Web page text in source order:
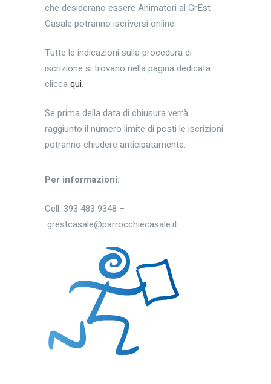
che desiderano essere Animatori al GrEst
Casale potranno iscriversi online.
Tutte le indicazioni sulla procedura di
iscrizione si trovano nella pagina dedicata
cliccaqui.
Se prima della data di chiusura verrà
raggiunto il numero limite di posti le iscrizioni
potranno chiudere anticipatamente.
Per informazioni:
Cell. 393 483 9348 –
grestcasale@parrocchiecasale.it